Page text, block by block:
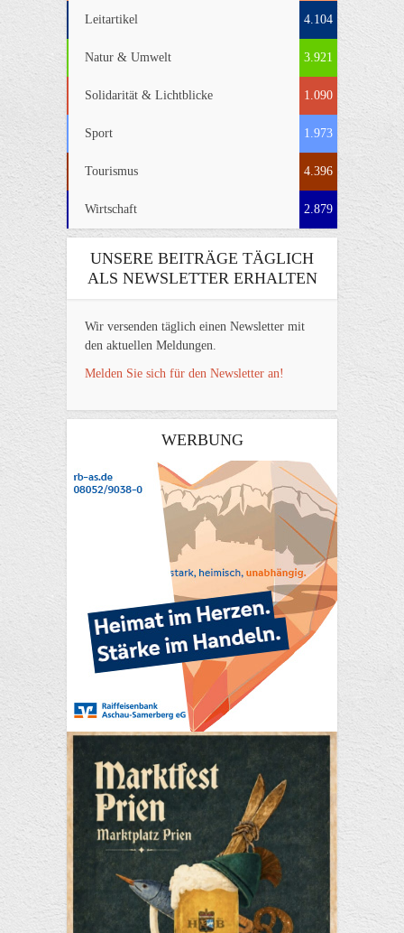
Leitartikel 4.104
Natur & Umwelt 3.921
Solidarität & Lichtblicke 1.090
Sport 1.973
Tourismus 4.396
Wirtschaft 2.879
UNSERE BEITRÄGE TÄGLICH
ALS NEWSLETTER ERHALTEN
Wir versenden täglich einen Newsletter mit
den aktuellen Meldungen.
Melden Sie sich für den Newsletter an!
WERBUNG